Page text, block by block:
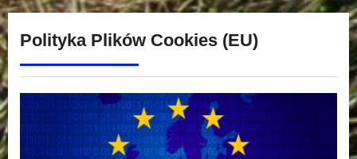
Polityka Plików Cookies (EU)